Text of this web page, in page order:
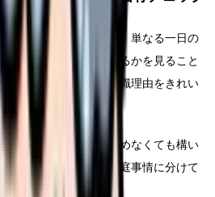
たいが出てきた時点で、単なる一日の
て何が積み上がっているかを見ること
ここで大切なのは、退職理由をきれい
、退職理由を一つに決めなくても構い
、給与、人間関係、家庭事情に分けて